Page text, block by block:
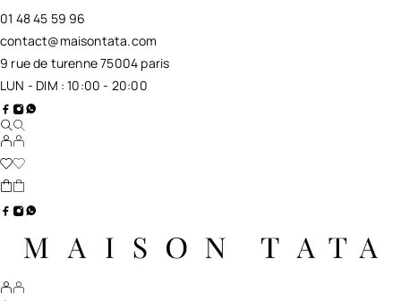
01 48 45 59 96
contact@maisontata.com
9 rue de turenne 75004 paris
LUN - DIM : 10:00 - 20:00